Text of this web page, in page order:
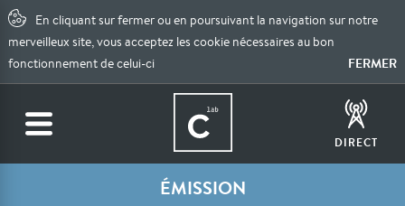
En cliquant sur fermer ou en poursuivant la navigation sur notre
merveilleux site, vous acceptez les cookie nécessaires au bon
fonctionnement de celui-ci
FERMER
DIRECT
ÉMISSION